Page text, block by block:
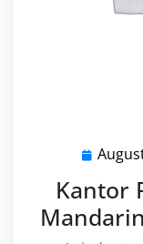
Kantor